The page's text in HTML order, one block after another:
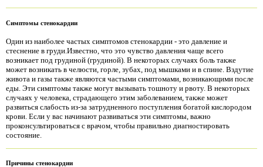
Симптомы стенокардии
Один из наиболее частых симптомов стенокардии - это давление и
стеснение в груди.Известно, что это чувство давления чаще всего
возникает под грудиной (грудиной). В некоторых случаях боль также
может возникать в челюсти, горле, зубах, под мышками и в спине. Вздутие
живота и газы также являются частыми симптомами, возникающими после
еды. Эти симптомы также могут вызывать тошноту и рвоту. В некоторых
случаях у человека, страдающего этим заболеванием, также может
развиться слабость из-за затрудненного поступления богатой кислородом
крови. Если у вас начинают развиваться эти симптомы, важно
проконсультироваться с врачом, чтобы правильно диагностировать
состояние.
Причины стенокардии